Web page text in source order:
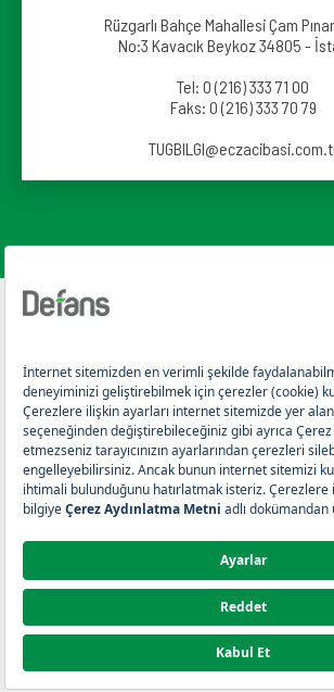
Rüzgarlı Bahçe Mahallesi Çam
No:3 Kavacık Beykoz 34805 -
Tel: 0 (216) 333 71 00
Faks: 0 (216) 333 70 79
Losyon
Sprey
Defans Kurumsal
Reklam Filmleri